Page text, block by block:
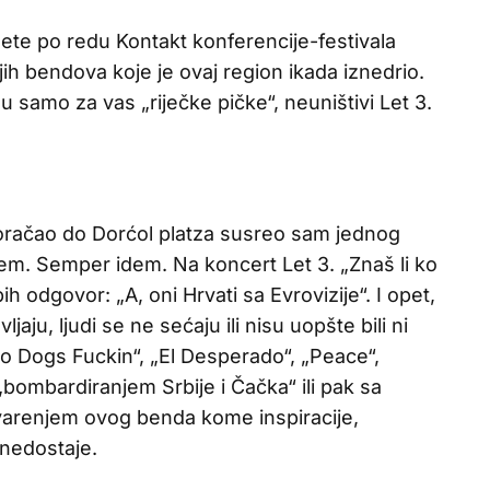
po redu Kontakt konferencije-festivala
bendova koje je ovaj region ikada iznedrio.
samo za vas „riječke pičke“, neuništivi Let 3.
do Dorćol platza susreo sam jednog
Semper idem. Na koncert Let 3. „Znaš li ko
odgovor: „A, oni Hrvati sa Evrovizije“. I opet,
ljudi se ne sećaju ili nisu uopšte bili ni
Fuckin“, „El Desperado“, „Peace“,
Srbije i Čačka“ ili pak sa
ovog benda kome inspiracije,